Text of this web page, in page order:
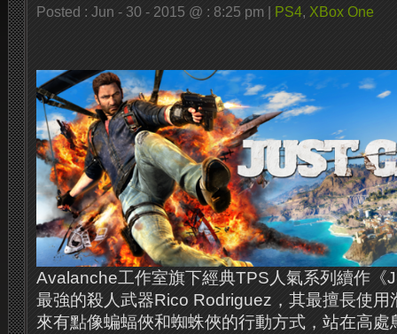
Posted : Jun - 30 - 2015 @ : 8:25 pm | PS4, XBox One
Avalanche工作室旗下經典TPS人氣系列續作《
最強的殺人武器Rico Rodriguez，其最擅長使用
來有點像蝙蝠俠和蜘蛛俠的行動方式，站在高